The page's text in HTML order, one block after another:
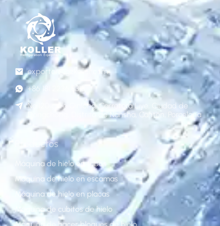
exportar@gzkoller.com
+86 181 2236 8318
No.120 calle Qinlong, Carretera Liye, Ciudad de
Dongchong, Distrito de Nansha, Cantón, Porcelana
Productos
Máquina de hielo en tubos
Máquina de hielo en escamas
Máquina de hielo en placas
Máquina de cubitos de hielo